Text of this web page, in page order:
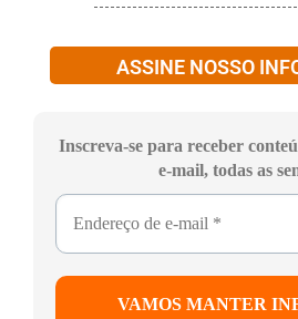
ASSINE NOSSO
Inscreva-se para receber
e-mail, todas as